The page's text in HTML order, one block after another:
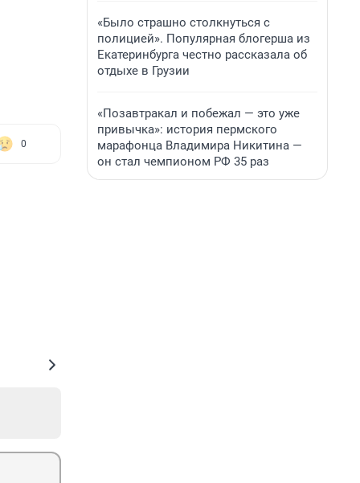
0
«Было страшно столкнуться с
полицией». Популярная блогерша из
Екатеринбурга честно рассказала об
отдыхе в Грузии
«Позавтракал и побежал — это уже
привычка»: история пермского
марафонца Владимира Никитина —
он стал чемпионом РФ 35 раз